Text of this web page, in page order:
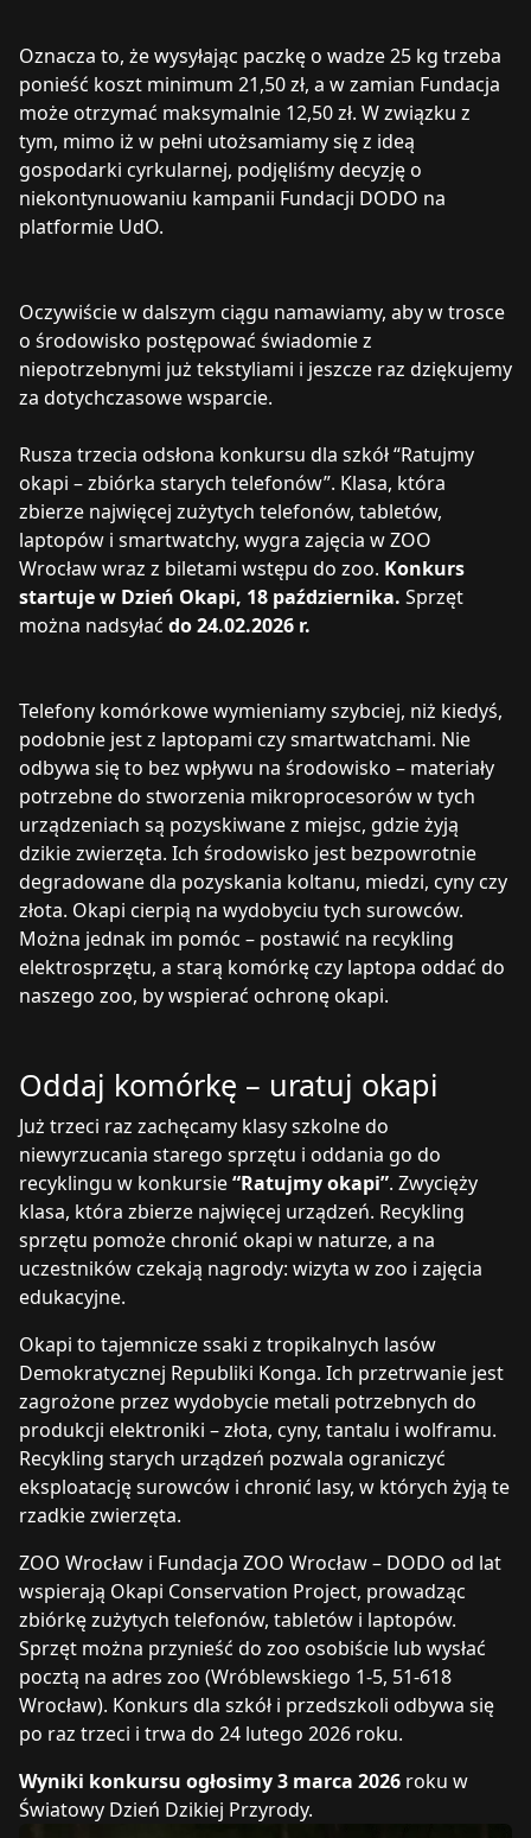
Oznacza to, że wysyłając paczkę o wadze 25 kg trzeba
ponieść koszt minimum 21,50 zł, a w zamian Fundacja
może otrzymać maksymalnie 12,50 zł. W związku z
tym, mimo iż w pełni utożsamiamy się z ideą
gospodarki cyrkularnej, podjęliśmy decyzję o
niekontynuowaniu kampanii Fundacji DODO na
platformie UdO.
Oczywiście w dalszym ciągu namawiamy, aby w trosce
o środowisko postępować świadomie z
niepotrzebnymi już tekstyliami i jeszcze raz dziękujemy
za dotychczasowe wsparcie.
Rusza trzecia odsłona konkursu dla szkół “Ratujmy
okapi – zbiórka starych telefonów”. Klasa, która
zbierze najwięcej zużytych telefonów, tabletów,
laptopów i smartwatchy, wygra zajęcia w ZOO
Wrocław wraz z biletami wstępu do zoo. Konkurs
startuje w Dzień Okapi, 18 października. Sprzęt
można nadsyłać do 24.02.2026 r.
Telefony komórkowe wymieniamy szybciej, niż kiedyś,
podobnie jest z laptopami czy smartwatchami. Nie
odbywa się to bez wpływu na środowisko – materiały
potrzebne do stworzenia mikroprocesorów w tych
urządzeniach są pozyskiwane z miejsc, gdzie żyją
dzikie zwierzęta. Ich środowisko jest bezpowrotnie
degradowane dla pozyskania koltanu, miedzi, cyny czy
złota. Okapi cierpią na wydobyciu tych surowców.
Można jednak im pomóc – postawić na recykling
elektrosprzętu, a starą komórkę czy laptopa oddać do
naszego zoo, by wspierać ochronę okapi.
Oddaj komórkę – uratuj okapi
Już trzeci raz zachęcamy klasy szkolne do
niewyrzucania starego sprzętu i oddania go do
recyklingu w konkursie“Ratujmy okapi”. Zwycięży
klasa, która zbierze najwięcej urządzeń. Recykling
sprzętu pomoże chronić okapi w naturze, a na
uczestników czekają nagrody: wizyta w zoo i zajęcia
edukacyjne.
Okapi to tajemnicze ssaki z tropikalnych lasów
Demokratycznej Republiki Konga. Ich przetrwanie jest
zagrożone przez wydobycie metali potrzebnych do
produkcji elektroniki – złota, cyny, tantalu i wolframu.
Recykling starych urządzeń pozwala ograniczyć
eksploatację surowców i chronić lasy, w których żyją te
rzadkie zwierzęta.
ZOO Wrocław i Fundacja ZOO Wrocław – DODO od lat
wspierają Okapi Conservation Project, prowadząc
zbiórkę zużytych telefonów, tabletów i laptopów.
Sprzęt można przynieść do zoo osobiście lub wysłać
pocztą na adres zoo (Wróblewskiego 1-5, 51-618
Wrocław). Konkurs dla szkół i przedszkoli odbywa się
po raz trzeci i trwa do 24 lutego 2026 roku.
Wyniki konkursu ogłosimy 3 marca 2026 roku w
Światowy Dzień Dzikiej Przyrody.